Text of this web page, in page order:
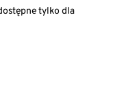
tylko dla